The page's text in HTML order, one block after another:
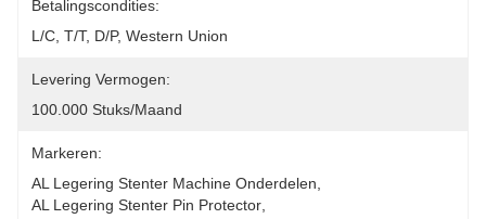
Betalingscondities:
L/C, T/T, D/P, Western Union
Levering Vermogen:
100.000 Stuks/maand
Markeren:
AL Legering Stenter Machine Onderdelen
AL Legering Stenter Pin Protector